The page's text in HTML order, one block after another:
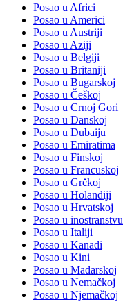
Posao u Africi
Posao u Americi
Posao u Austriji
Posao u Aziji
Posao u Belgiji
Posao u Britaniji
Posao u Bugarskoj
Posao u Češkoj
Posao u Crnoj Gori
Posao u Danskoj
Posao u Dubaiju
Posao u Emiratima
Posao u Finskoj
Posao u Francuskoj
Posao u Grčkoj
Posao u Holandiji
Posao u Hrvatskoj
Posao u inostranstvu
Posao u Italiji
Posao u Kanadi
Posao u Kini
Posao u Mađarskoj
Posao u Nemačkoj
Posao u Njemačkoj